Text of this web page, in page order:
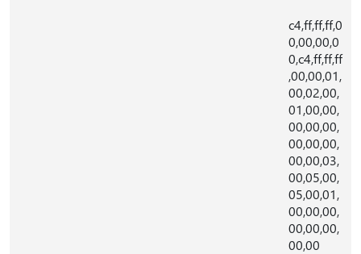
c4,ff,ff,ff,0
0,00,00,0
0,c4,ff,ff,ff
,00,00,01,
00,02,00,
01,00,00,
00,00,00,
00,00,00,
00,00,03,
00,05,00,
05,00,01,
00,00,00,
00,00,00,
00,00